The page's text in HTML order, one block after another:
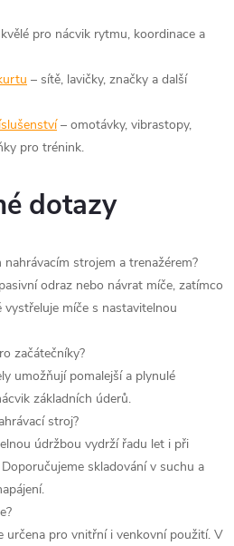
pro nácvik rytmu, koordinace a
– sítě, lavičky, značky a další
– omotávky, vibrastopy,
pro trénink.
dotazy
strojem a trenažérem?
odraz nebo návrat míče, zatímco
míče s nastavitelnou
začátečníky?
umožňují pomalejší a plynulé
základních úderů.
stroj?
údržbou vydrží řadu let i při
skladování v suchu a
určena pro vnitřní i venkovní použití. V